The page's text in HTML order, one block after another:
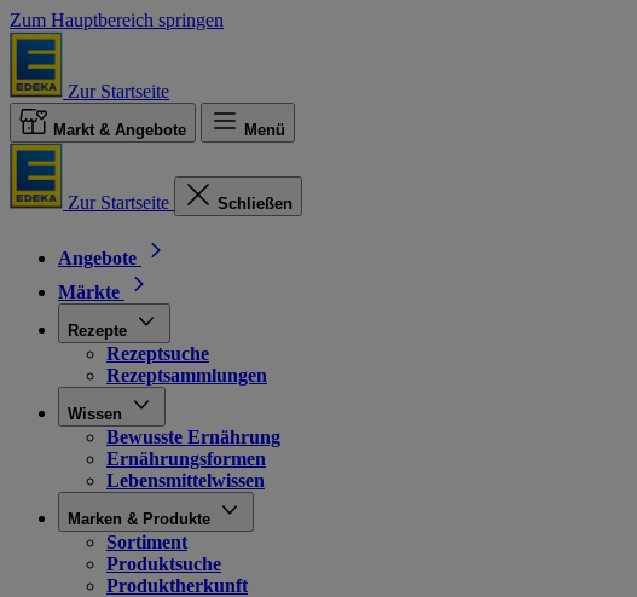
Zum Hauptbereich springen
Zur Startseite
Markt & Angebote Menü
Zur Startseite Schließen
Angebote
Märkte
Rezepte
Rezeptsuche
Rezeptsammlungen
Wissen
Bewusste Ernährung
Ernährungsformen
Lebensmittelwissen
Marken & Produkte
Sortiment
Produktsuche
Produktherkunft